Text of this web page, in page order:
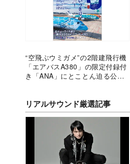
“空飛ぶウミガメ”の2階建飛行機
「エアバスA380」の限定付録付
き「ANA」にとことん迫る公式
リアルサウンド厳選記事